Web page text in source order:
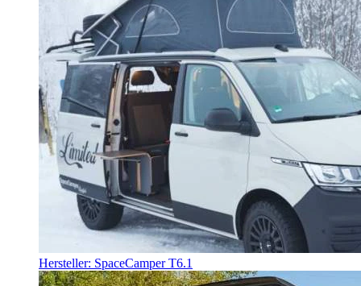
Hersteller: SpaceCamper T6.1